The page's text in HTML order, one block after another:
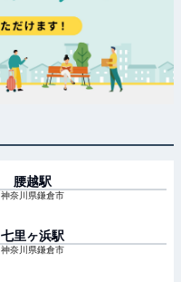
腰越駅
神奈川県鎌倉市
七里ヶ浜駅
神奈川県鎌倉市